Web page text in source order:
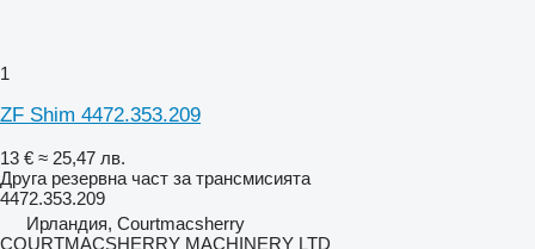
1
ZF Shim 4472.353.209
13 € ≈ 25,47 лв.
Друга резервна част за трансмисията
4472.353.209
Ирландия, Courtmacsherry
COURTMACSHERRY MACHINERY LTD